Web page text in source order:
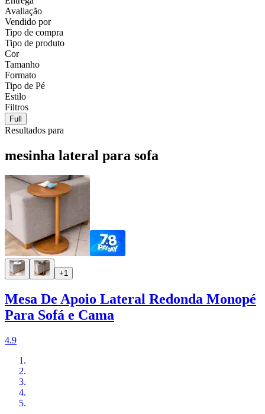
Avaliação
Vendido por
Tipo de compra
Tipo de produto
Cor
Tamanho
Formato
Tipo de Pé
Estilo
Filtros
Full
Resultados para
mesinha lateral para sofa
+1
Mesa De Apoio Lateral Redonda Monopé
Para Sofá e Cama
4.9